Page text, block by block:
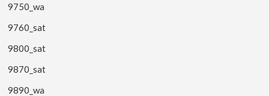
9750_wa
9760_sat
9800_sat
9870_sat
9890_wa